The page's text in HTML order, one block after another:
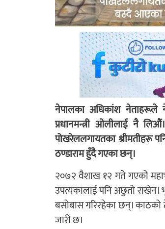
नेपालका अधिकांश नेताहरूले
प्रधानमन्त्री ओलीलाई नै
पोखरेललगायतका श्रीमतीहरू
ठण्डाराम हुँदै गएका छन्।
२०७२ वैशाख १२ गते गएको
उपत्यकालाई पनि अछुतो
बसोबास गरिरहेका छन्।
जारी छ।